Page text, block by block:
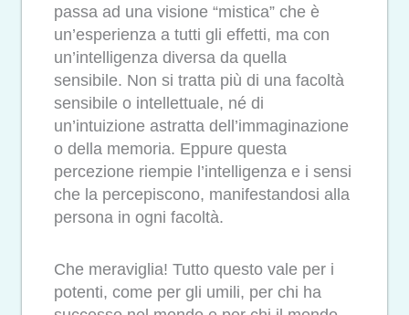
passa ad una visione “mistica” che è
un’esperienza a tutti gli effetti, ma con
un’intelligenza diversa da quella
sensibile. Non si tratta più di una facoltà
sensibile o intellettuale, né di
un’intuizione astratta dell’immaginazione
o della memoria. Eppure questa
percezione riempie l’intelligenza e i sensi
che la percepiscono, manifestandosi alla
persona in ogni facoltà.
Che meraviglia! Tutto questo vale per i
potenti, come per gli umili, per chi ha